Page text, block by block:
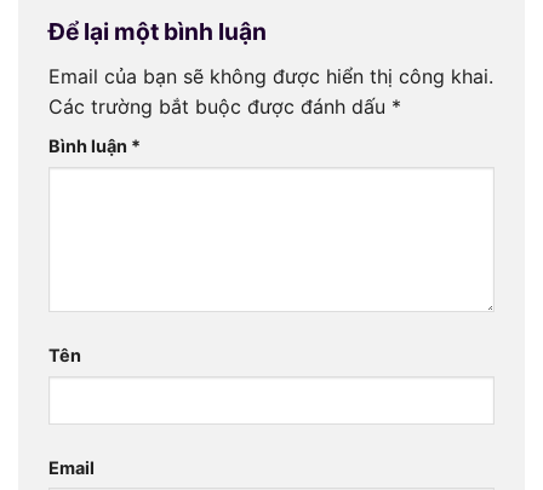
Để lại một bình luận
Email của bạn sẽ không được hiển thị công khai.
Các trường bắt buộc được đánh dấu *
Bình luận *
Tên
Email